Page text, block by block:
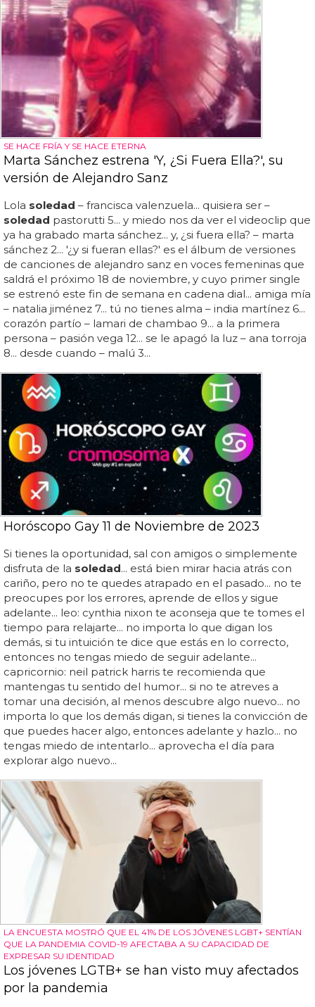
SE HACE FRÍA Y SE HACE ETERNA
Marta Sánchez estrena 'Y, ¿Si Fuera Ella?', su
versión de Alejandro Sanz
Lola soledad – francisca valenzuela... quisiera ser –
soledad pastorutti 5... y miedo nos da ver el videoclip que
ya ha grabado marta sánchez... y, ¿si fuera ella? – marta
sánchez 2... '¿y si fueran ellas?' es el álbum de versiones
de canciones de alejandro sanz en voces femeninas que
saldrá el próximo 18 de noviembre, y cuyo primer single
se estrenó este fin de semana en cadena dial... amiga mía
– natalia jiménez 7... tú no tienes alma – india martínez 6...
corazón partío – lamari de chambao 9... a la primera
persona – pasión vega 12... se le apagó la luz – ana torroja
8... desde cuando – malú 3...
Horóscopo Gay 11 de Noviembre de 2023
Si tienes la oportunidad, sal con amigos o simplemente
disfruta de la soledad... está bien mirar hacia atrás con
cariño, pero no te quedes atrapado en el pasado... no te
preocupes por los errores, aprende de ellos y sigue
adelante... leo: cynthia nixon te aconseja que te tomes el
tiempo para relajarte... no importa lo que digan los
demás, si tu intuición te dice que estás en lo correcto,
entonces no tengas miedo de seguir adelante...
capricornio: neil patrick harris te recomienda que
mantengas tu sentido del humor... si no te atreves a
tomar una decisión, al menos descubre algo nuevo... no
importa lo que los demás digan, si tienes la convicción de
que puedes hacer algo, entonces adelante y hazlo... no
tengas miedo de intentarlo... aprovecha el día para
explorar algo nuevo...
LA ENCUESTA MOSTRÓ QUE EL 41% DE LOS JÓVENES LGBT+ SENTÍAN
QUE LA PANDEMIA COVID-19 AFECTABA A SU CAPACIDAD DE
EXPRESAR SU IDENTIDAD
Los jóvenes LGTB+ se han visto muy afectados
por la pandemia